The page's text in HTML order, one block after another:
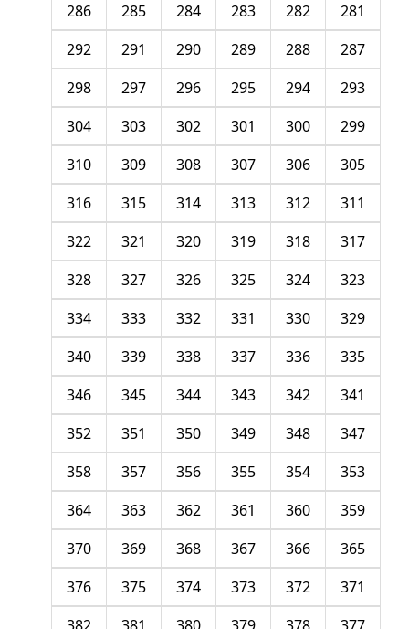
281
282
283
284
285
286
287
288
289
290
291
292
293
294
295
296
297
298
299
300
301
302
303
304
305
306
307
308
309
310
311
312
313
314
315
316
317
318
319
320
321
322
323
324
325
326
327
328
329
330
331
332
333
334
335
336
337
338
339
340
341
342
343
344
345
346
347
348
349
350
351
352
353
354
355
356
357
358
359
360
361
362
363
364
365
366
367
368
369
370
371
372
373
374
375
376